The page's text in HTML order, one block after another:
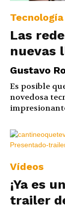
Tecnología
Las
nuevas
Gustavo
Es posible
novedosa
Vídeos
¡Ya es
trailer